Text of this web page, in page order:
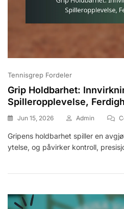
Tennisgrep Fordeler
Grip Holdbarhet:
Spilleropplevelse,
Jun 15, 2026 Admin
Gripens holdbarhet spiller en
ytelse, og påvirker kontroll,